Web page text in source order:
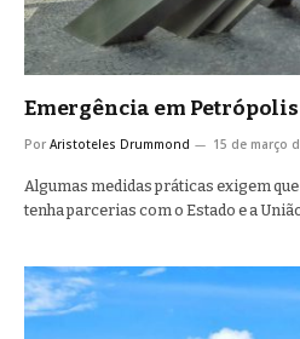
Emergência em Petrópolis
Por Aristoteles Drummond 15 de março
Algumas medidas práticas exigem
tenha parcerias com o Estado e a